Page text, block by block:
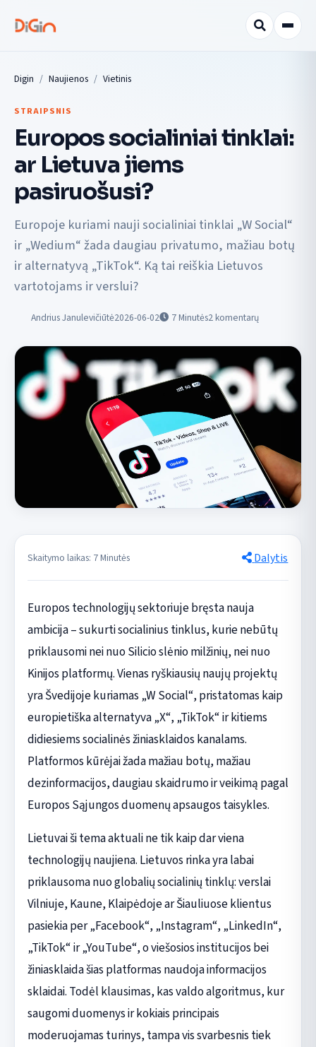
Digin Naujienos Vietinis
STRAIPSNIS
Europos socialiniai tinklai:
ar Lietuva jiems
pasiruošusi?
Europoje kuriami nauji socialiniai tinklai „W Social“
ir „Wedium“ žada daugiau privatumo, mažiau botų
ir alternatyvą „TikTok“. Ką tai reiškia Lietuvos
vartotojams ir verslui?
Andrius Janulevičiūtė2026-06-02 7Minutės2 komentarų
Skaitymo laikas: 7 Minutės Dalytis
Europos technologijų sektoriuje bręsta nauja
ambicija – sukurti socialinius tinklus, kurie nebūtų
priklausomi nei nuo Silicio slėnio milžinių, nei nuo
Kinijos platformų. Vienas ryškiausių naujų projektų
yra Švedijoje kuriamas „W Social“, pristatomas kaip
europietiška alternatyva „X“, „TikTok“ ir kitiems
didiesiems socialinės žiniasklaidos kanalams.
Platformos kūrėjai žada mažiau botų, mažiau
dezinformacijos, daugiau skaidrumo ir veikimą pagal
Europos Sąjungos duomenų apsaugos taisykles.
Lietuvai ši tema aktuali ne tik kaip dar viena
technologijų naujiena. Lietuvos rinka yra labai
priklausoma nuo globalių socialinių tinklų: verslai
Vilniuje, Kaune, Klaipėdoje ar Šiauliuose klientus
pasiekia per „Facebook“, „Instagram“, „LinkedIn“,
„TikTok“ ir „YouTube“, o viešosios institucijos bei
žiniasklaida šias platformas naudoja informacijos
sklaidai. Todėl klausimas, kas valdo algoritmus, kur
saugomi duomenys ir kokiais principais
moderuojamas turinys, tampa vis svarbesnis tiek